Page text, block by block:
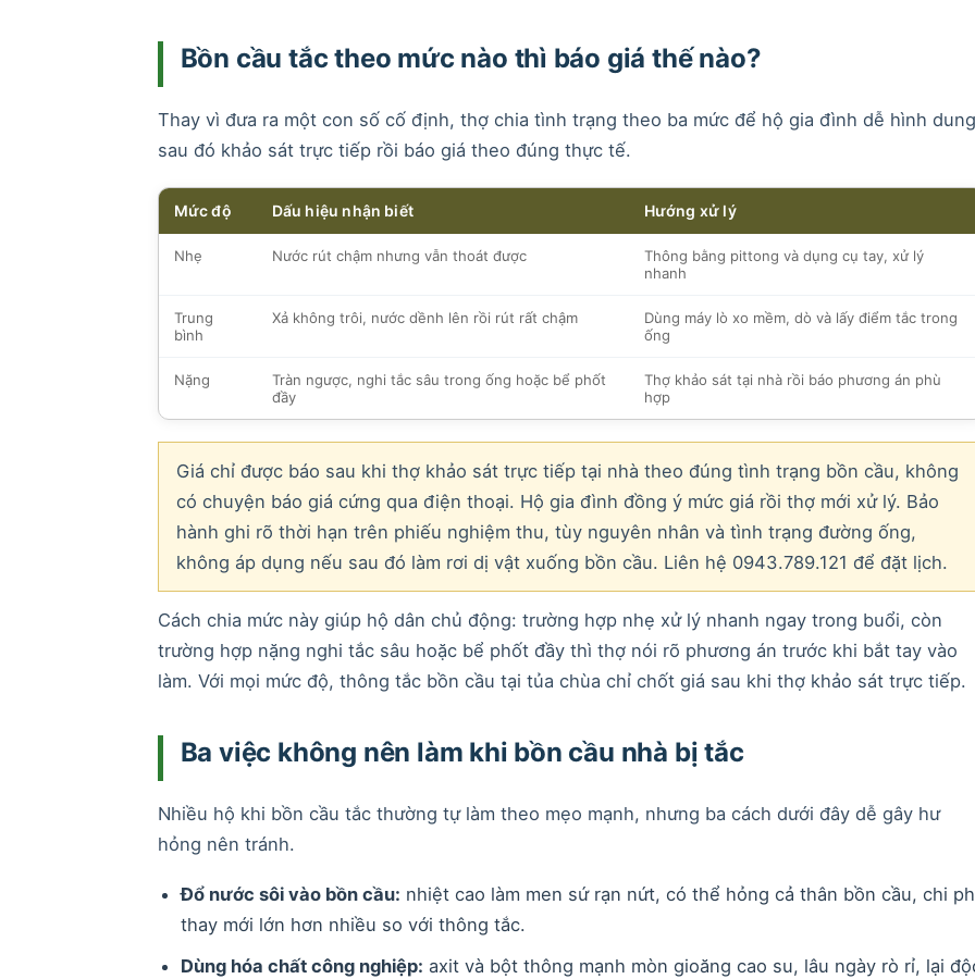
Bồn cầu tắc theo mức nào thì báo giá thế nào?
Thay vì đưa ra một con số cố định, thợ chia tình trạng theo ba mức để hộ gia đình dễ hình
sau đó khảo sát trực tiếp rồi báo giá theo đúng thực tế.
Mức độ Dấu hiệu nhận biết Hướng xử lý
Nhẹ Nước rút chậm nhưng vẫn thoát được
Thông bằng pittong và dụng cụ tay, xử lý
nhanh
Trung
bình
Xả không trôi, nước dềnh lên rồi rút rất chậm
Dùng máy lò xo mềm, dò và lấy điểm tắc trong
ống
Nặng
Tràn ngược, nghi tắc sâu trong ống hoặc bể phốt
đầy
Thợ khảo sát tại nhà rồi báo phương án phù
hợp
Giá chỉ được báo sau khi thợ khảo sát trực tiếp tại nhà theo đúng tình trạng bồn cầu, không
có chuyện báo giá cứng qua điện thoại. Hộ gia đình đồng ý mức giá rồi thợ mới xử lý. Bảo
hành ghi rõ thời hạn trên phiếu nghiệm thu, tùy nguyên nhân và tình trạng đường ống,
không áp dụng nếu sau đó làm rơi dị vật xuống bồn cầu. Liên hệ 0943.789.121 để đặt lịch.
Cách chia mức này giúp hộ dân chủ động: trường hợp nhẹ xử lý nhanh ngay trong buổi, còn
trường hợp nặng nghi tắc sâu hoặc bể phốt đầy thì thợ nói rõ phương án trước khi bắt tay vào
làm. Với mọi mức độ, thông tắc bồn cầu tại tủa chùa chỉ chốt giá sau khi thợ khảo sát trực tiếp.
Ba việc không nên làm khi bồn cầu nhà bị tắc
Nhiều hộ khi bồn cầu tắc thường tự làm theo mẹo mạnh, nhưng ba cách dưới đây dễ gây hư
hỏng nên tránh.
Đổ nước sôi vào bồn cầu: nhiệt cao làm men sứ rạn nứt, có thể hỏng cả thân bồn cầu, chi
thay mới lớn hơn nhiều so với thông tắc.
Dùng hóa chất công nghiệp: axit và bột thông mạnh mòn gioăng cao su, lâu ngày rò rỉ, lại